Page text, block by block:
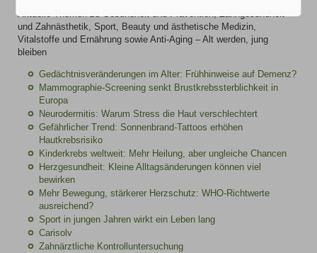
Aktuelle Themen zu Gesundheit und Prävention, Zahngesundheit
und Zahnästhetik, Sport, Beauty und ästhetische Medizin,
Vitalstoffe und Ernährung sowie Anti-Aging – Alt werden, jung
bleiben
Gedächtnisveränderungen im Alter: Frühhinweise auf Demenz?
Mammographie-Screening senkt Brustkrebssterblichkeit in
Europa
Neurodermitis: Warum Stress die Haut verschlechtert
Gefährlicher Trend: Sonnenbrand-Tattoos erhöhen
Hautkrebsrisiko
Kinderkrebs weltweit: Mehr Heilung, aber ungleiche Chancen
Herzgesundheit: Kleine Alltagsänderungen können viel
bewirken
Mehr Bewegung, stärkerer Herzschutz: WHO-Richtwerte
ausreichend?
Sport in jungen Jahren wirkt ein Leben lang
Carisolv
Zahnärztliche Kontrolluntersuchung